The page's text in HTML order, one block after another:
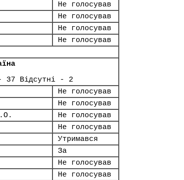
Не голосував
Не голосував
Не голосував
Не голосував
37 Відсутні - 2
Не голосував
Не голосував
Не голосував
Не голосував
Утримався
За
Не голосував
Не голосував